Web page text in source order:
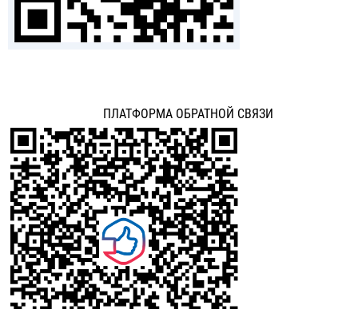
ПЛАТФОРМА ОБРАТНОЙ СВЯЗИ